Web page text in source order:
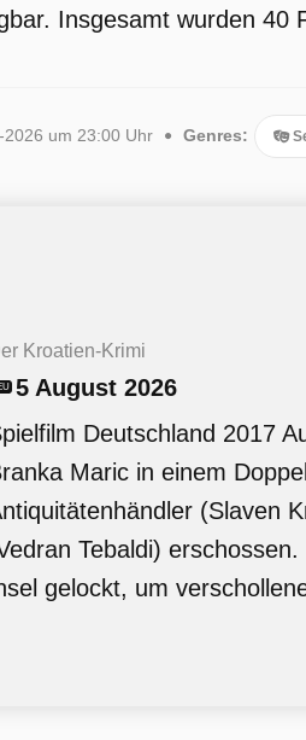
Insgesamt wurden 40
2026 um 23:00 Uhr Genres:
Kroatien-Krimi
5 August 2026
Deutschland 2017
Maric in einem
(Slaven
Tebaldi)
gelockt, um